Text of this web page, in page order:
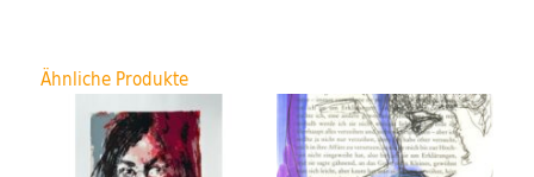
Ähnliche Produkte